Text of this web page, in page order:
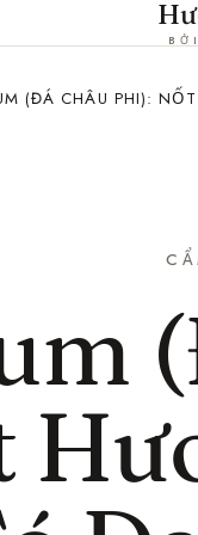
(ĐÁ CHÂU PHI):